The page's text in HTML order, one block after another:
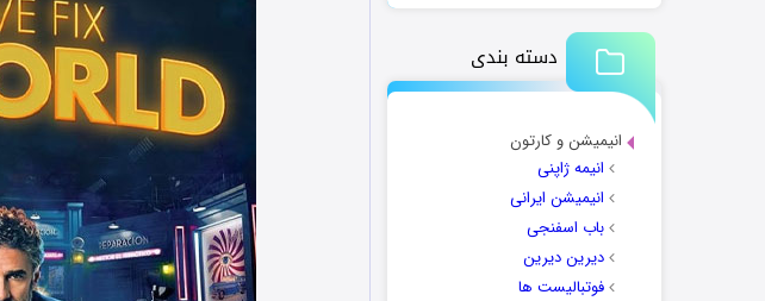
دسته بندی
انیمیشن و کارتون
انیمه ژاپنی
انیمیشن ایرانی
باب اسفنجی
دیرین دیرین
فوتبالیست ها